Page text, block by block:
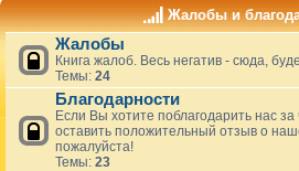
Жалобы и
Жалобы
Книга жалоб. Весь негатив - сюда,
Темы: 24
Благодарности
Если Вы хотите поблагодарить нас
оставить положительный отзыв о
пожалуйста!
Темы: 23